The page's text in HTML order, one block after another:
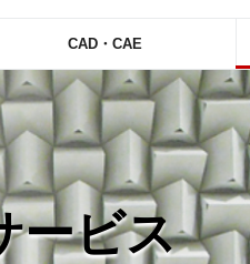
CAD・CAE
ービス